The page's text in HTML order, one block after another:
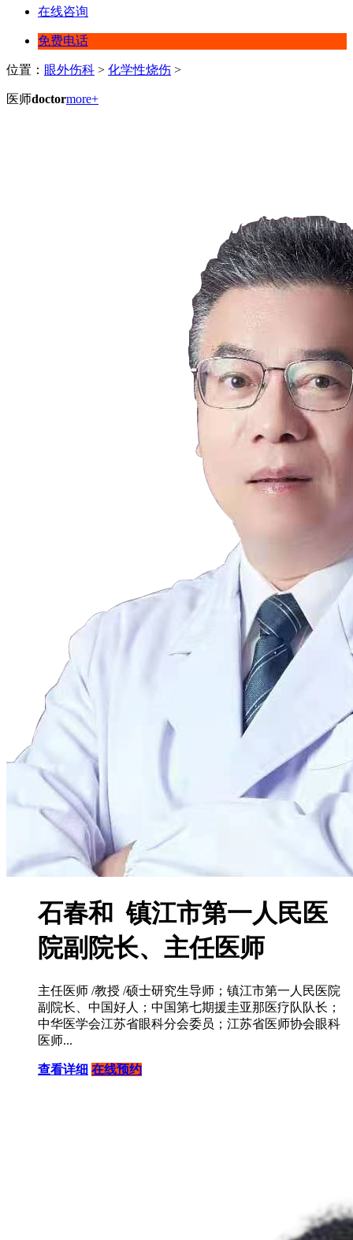
在线咨询
免费电话
位置： 眼外伤科 > 化学性烧伤 >
医师doctormore+
石春和 镇江市第一人民医
院副院长、主任医师
主任医师 /教授 /硕士研究生导师；镇江市第一人民医院
副院长、中国好人；中国第七期援圭亚那医疗队队长；
中华医学会江苏省眼科分会委员；江苏省医师协会眼科
医师...
查看详细 在线预约